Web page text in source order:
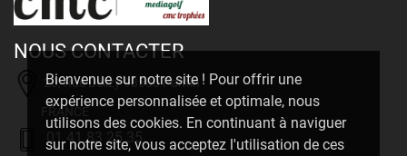
Bienvenue sur notre site ! Pour offrir une
expérience personnalisée et optimale, nous
utilisons des cookies. En continuant à naviguer
sur notre site, vous acceptez l'utilisation de ces
NOUS CONTACTER
20, Rue Delizy 93500 Pantin
FRANCE
01 41 83 25 35